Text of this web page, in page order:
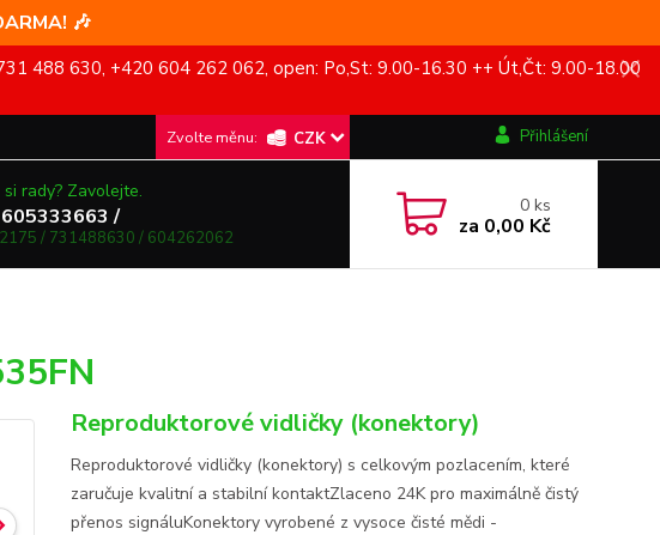
🎶
488 630, +420 604 262 062, open: Po,St: 9.00-16.30 ++ Út,Čt: 9.00-18.00
CZK Přihlášení
rady? Zavolejte.
605333663 /
/ 731488630 / 604262062
0ks
za 0,00 Kč
Reproduktorové vidličky (konektory)
Reproduktorové vidličky (konektory) s celkovým pozlacením, které
zaručuje kvalitní a stabilní kontaktZlaceno 24K pro maximálně čistý
přenos signáluKonektory vyrobené z vysoce čisté mědi -